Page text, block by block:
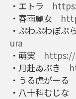
・エトラ
・春雨麗女
・ぷわぷわぽぷ
ura
・萌実 https://
・月赴ゐぶき
・うる虎がーる
・八十科むじな